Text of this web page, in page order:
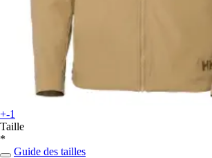
+-1
Taille
*
Guide des tailles